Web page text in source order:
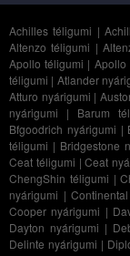
Achilles téligumi |
Altenzo téligumi |
Apollo téligumi | Apollo
téligumi | Atlander
Atturo nyárigumi |
nyárigumi | Barum
Bfgoodrich nyárigumi |
téligumi | Bridgestone
Ceat téligumi |Ceat
ChengShin téligumi |
nyárigumi |
Cooper nyárigumi |
Dayton nyárigumi |
Delinte nyárigumi |